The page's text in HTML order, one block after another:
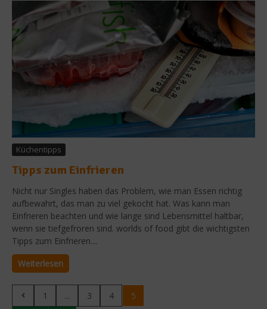
Küchentipps
Tipps zum Einfrieren
Nicht nur Singles haben das Problem, wie man Essen richtig
aufbewahrt, das man zu viel gekocht hat. Was kann man
Einfrieren beachten und wie lange sind Lebensmittel haltbar,
wenn sie tiefgefroren sind. worlds of food gibt die wichtigsten
Tipps zum Einfrieren....
Weiterlesen
1 ... 3 4 5